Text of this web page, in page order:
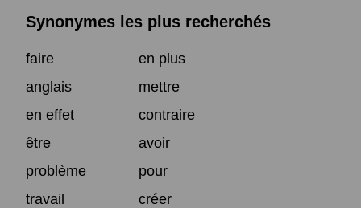
Synonymes les plus recherchés
faire
en plus
anglais
mettre
en effet
contraire
être
avoir
problème
pour
travail
créer